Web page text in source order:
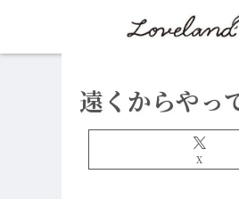
遠くからや
X